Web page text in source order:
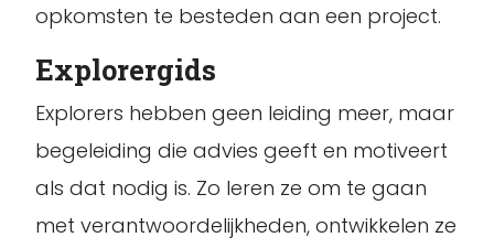
opkomsten te besteden aan een project.
Explorergids
Explorers hebben geen leiding meer, maar
begeleiding die advies geeft en motiveert
als dat nodig is. Zo leren ze om te gaan
met verantwoordelijkheden, ontwikkelen ze